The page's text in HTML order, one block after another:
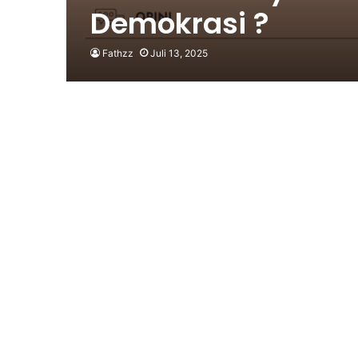
Demokrasi ?
Fathzz Juli 13, 2025